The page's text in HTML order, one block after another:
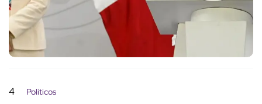
4 Políticos